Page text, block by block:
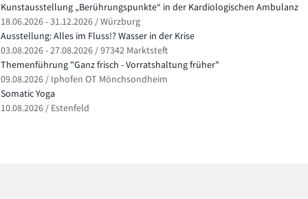
Kunstausstellung „Berührungspunkte“ in der Kardiologischen Ambulanz
18.06.2026 - 31.12.2026 / Würzburg
Ausstellung: Alles im Fluss!? Wasser in der Krise
03.08.2026 - 27.08.2026 / 97342 Marktsteft
Themenführung "Ganz frisch - Vorratshaltung früher"
09.08.2026 / Iphofen OT Mönchsondheim
Somatic Yoga
10.08.2026 / Estenfeld